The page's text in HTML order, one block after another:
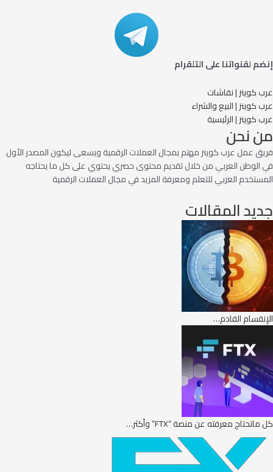
إنضم لقنواتنا على التلقرام
عرب كوينز | نقاشات
عرب كوينز | البيع والشراء
عرب كوينز | الرئيسية
من نحن
فريق عمل عرب كوينز مهتم بمجال العملات الرقمية ويسعى ليكون المصدر الأول
في الوطن العربي من خلال تقديم محتوى حصري يحتوي على كل ما يحتاجه
المستخدم العربي للتعلم ومعرفة المزيد في مجال العملات الرقمية
جديد المقالات
الإنقسام القادم…
كل ماتحتاج معرفته عن منصة “FTX” وأكثر…